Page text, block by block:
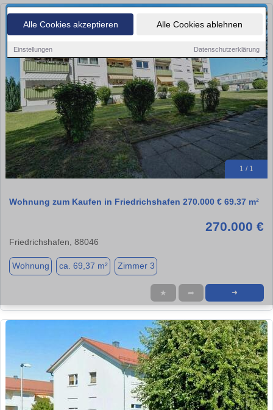
Alle Cookies akzeptieren Alle Cookies ablehnen
Einstellungen Datenschutzerklärung
1 / 1
Wohnung zum Kaufen in Friedrichshafen 270.000 € 69.37 m²
270.000 €
Friedrichshafen, 88046
Wohnung ca. 69,37 m² Zimmer 3
★ ➦ ➜